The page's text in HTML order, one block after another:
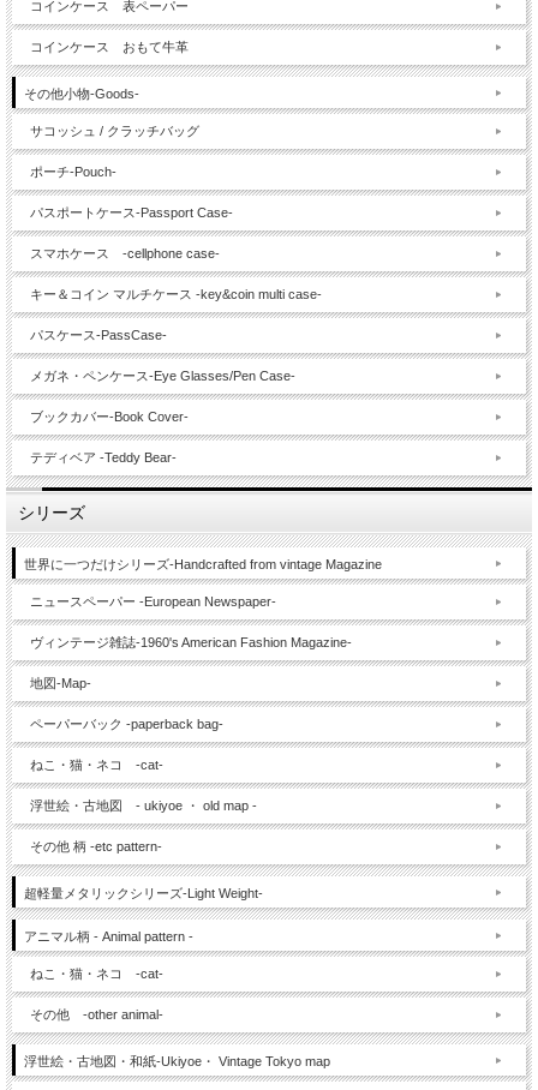
コインケース 表ペーパー
コインケース おもて牛革
その他小物-Goods-
サコッシュ / クラッチバッグ
ポーチ-Pouch-
パスポートケース-Passport Case-
スマホケース -cellphone case-
キー＆コイン マルチケース -key&coin multi case-
パスケース-PassCase-
メガネ・ペンケース-Eye Glasses/Pen Case-
ブックカバー-Book Cover-
テディベア -Teddy Bear-
シリーズ
世界に一つだけシリーズ-Handcrafted from vintage Magazine
ニュースペーパー -European Newspaper-
ヴィンテージ雑誌-1960's American Fashion Magazine-
地図-Map-
ペーパーバック -paperback bag-
ねこ・猫・ネコ -cat-
浮世絵・古地図 - ukiyoe ・ old map -
その他 柄 -etc pattern-
超軽量メタリックシリーズ-Light Weight-
アニマル柄 - Animal pattern -
ねこ・猫・ネコ -cat-
その他 -other animal-
浮世絵・古地図・和紙-Ukiyoe・ Vintage Tokyo map